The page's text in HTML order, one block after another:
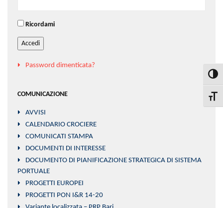
Ricordami
Accedi
Password dimenticata?
COMUNICAZIONE
AVVISI
CALENDARIO CROCIERE
COMUNICATI STAMPA
DOCUMENTI DI INTERESSE
DOCUMENTO DI PIANIFICAZIONE STRATEGICA DI SISTEMA
PORTUALE
PROGETTI EUROPEI
PROGETTI PON I&R 14-20